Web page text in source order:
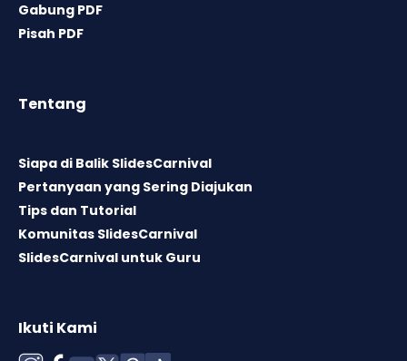
Gabung PDF
Pisah PDF
Tentang
Siapa di Balik SlidesCarnival
Pertanyaan yang Sering Diajukan
Tips dan Tutorial
Komunitas SlidesCarnival
SlidesCarnival untuk Guru
Ikuti Kami